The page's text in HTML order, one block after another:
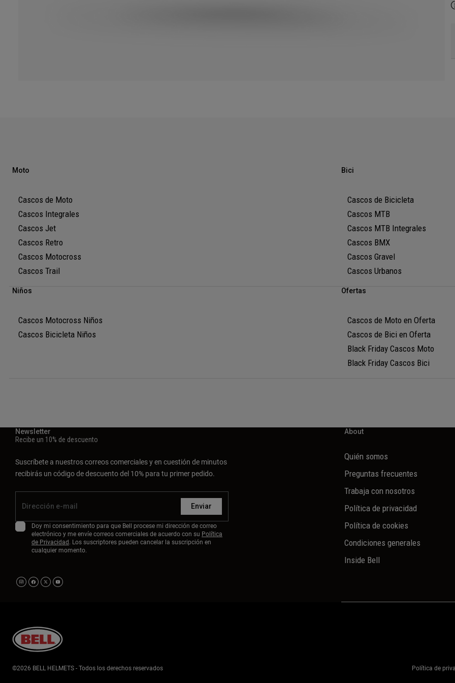
Moto
Cascos de Moto
Cascos Integrales
Cascos Jet
Cascos Retro
Cascos Motocross
Cascos Trail
Bici
Cascos de Bicicleta
Cascos MTB
Cascos MTB Integrales
Cascos BMX
Cascos Gravel
Cascos Urbanos
Niños
Cascos Motocross Niños
Cascos Bicicleta Niños
Ofertas
Cascos de Moto en Oferta
Cascos de Bici en Oferta
Black Friday Cascos Moto
Black Friday Cascos Bici
Newsletter
Recibe un 10% de descuento
Suscríbete a nuestros correos comerciales y en cuestión de minutos
recibirás un código de descuento del 10% para tu primer pedido.
Enviar
Doy mi consentimiento para que Bell procese mi dirección de correo
electrónico y me envíe correos comerciales de acuerdo con su Política
de Privacidad. Los suscriptores pueden cancelar la suscripción en
cualquier momento.
About
Quién somos
Preguntas frecuentes
Trabaja con nosotros
Política de privacidad
Política de cookies
Condiciones generales
Inside Bell
Política de
©2026 BELL HELMETS - Todos los derechos reservados